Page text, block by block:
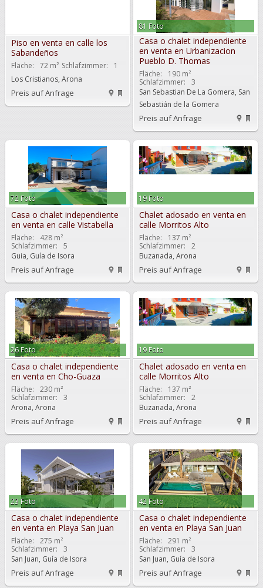
Piso en venta en calle los
Sabandeños
Fläche: 72 m² Schlafzimmer:
1
Los Cristianos, Arona
Preis auf Anfrage
81 Foto
Casa o chalet independiente
en venta en Urbanizacion
Pueblo D. Thomas
Fläche:
190 m²
Schlafzimmer:
3
San Sebastian De La Gomera, San
Sebastián de la Gomera
Preis auf Anfrage
72 Foto
Casa o chalet independiente
en venta en calle Vistabella
Fläche:
428 m²
Schlafzimmer:
5
Guia, Guía de Isora
Preis auf Anfrage
19 Foto
Chalet adosado en venta en
calle Morritos Alto
Fläche:
137 m²
Schlafzimmer:
2
Buzanada, Arona
Preis auf Anfrage
26 Foto
Casa o chalet independiente
en venta en Cho-Guaza
Fläche:
230 m²
Schlafzimmer:
3
Arona, Arona
Preis auf Anfrage
19 Foto
Chalet adosado en venta en
calle Morritos Alto
Fläche:
137 m²
Schlafzimmer:
2
Buzanada, Arona
Preis auf Anfrage
23 Foto
Casa o chalet independiente
en venta en Playa San Juan
Fläche:
275 m²
Schlafzimmer:
3
San Juan, Guía de Isora
Preis auf Anfrage
42 Foto
Casa o chalet independiente
en venta en Playa San Juan
Fläche:
291 m²
Schlafzimmer:
3
San Juan, Guía de Isora
Preis auf Anfrage